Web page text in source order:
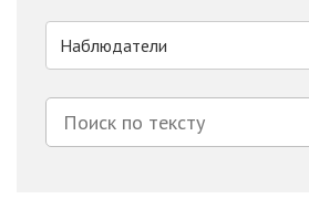
Наблюдатели